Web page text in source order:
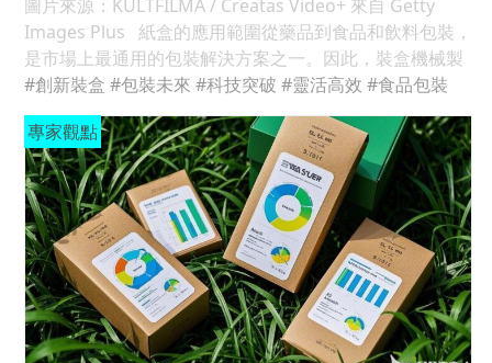
們不能只做一件事！從可回收的材料、把包裝做得越簡單
越好，到設計可以重複使用的包裝，每一小步都至關重
要。不過，我們也要注意，有些改變不能和品牌形象差太
使用可回收材料、最小化包裝和可重複使用的包裝設計。
政府法規、成本上升和消費者偏好變化等社會經濟因素正
在增加永續包裝需求的增加。 圖片來源： Sustainable
Packaging: Trends for 2024 and beyond. 綠色消費崛
起！極簡包裝成主流，rPET市場前景看好 塑膠回收運動要
求是廣泛採用「回收材料」或塑膠回收的最終產品。歐盟
(EU) 的目標是到 2030 年確保 100% 可回收塑料，歐盟正
在帶領世界管理和促進回收材料的接受和採用。 歐盟目標
在 2025 年前，建立一個中期目標來消化 1,200 萬噸再生
中心。 （紙和紙巾）。 www.paperoneshow.net 利比
亞美食 ：2025 年 1 月 26 日至 29 日，利比亞的黎波里國
際展覽中心。 （食品與包裝）。 www.libyafood.ly 二月
亞阿爾及爾 Pins Maritime 展覽中心。 （農產品、包裝、
塑膠和設備）。 www.agropack-expo.com Gulffood ：
2025 年 2 月 17 日至 21 日，阿聯酋杜拜杜拜世界貿易中
心。 （餐飲）。 www.gulfood.com printpack alger ：
2025 年 2 月 24 日至 26 日，阿爾及爾展覽宮 – SAFEX，
阿爾及爾，阿爾及利亞。 （印刷和包裝）。
www.printpackalger.com 行進 尼日利亞農業食品展 ：
2025 年 3 月 25 日至 27 日，尼日利亞拉各斯地標中心。
（農業、餐飲科技、食品配料和旅館業）。
圖片來源：KULTFILMA / Creatas Video+ 來自 Getty
Images Plus 紙盒的應用範圍從藥品到食品和飲料包裝，
是市場上最通用的包裝解決方案之一。因此，裝盒機械製
造商不斷尋找簡化流程的方法，開發適用於各種垂直市場
的多功能且高效的解決方案。 最近， Bradman Lake 在
PACK EXPO 2024 上展示了多種裝盒機。 此外， RA
Jones 也將向 McIlhenny 公司提供四台 Legacy CS-600 超
高速水平端部裝載裝盒機。這些將協助該公司包裝其世界
著名的 TABASCO® 品牌產品。 最後， IWK Packaging
Systems, Inc. 最近推出了 CH 4，這是一款模組化臥式裝
盒機。該機器由伺服馬達驅動，非常適合建造預填充注射
器和小瓶等各種醫藥產品。 以下詳細了解這些創新。
Bradman Lake 在 PACK EXPO 上展示裝盒解決方案
Bradman Lake 最近在 PACK EXPO 上展示了 SL903 高速
#創新裝盒 #包裝未來 #科技突破 #靈活高效 #食品包裝
專家觀點